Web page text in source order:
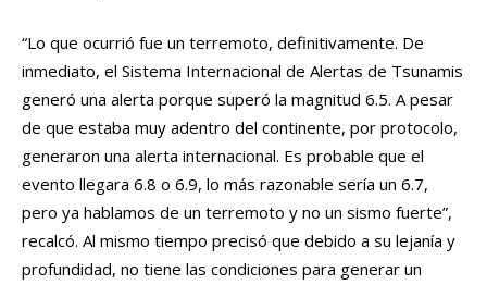
“Lo que ocurrió fue un terremoto, definitivamente. De
inmediato, el Sistema Internacional de Alertas de Tsunamis
generó una alerta porque superó la magnitud 6.5. A pesar
de que estaba muy adentro del continente, por protocolo,
generaron una alerta internacional. Es probable que el
evento llegara 6.8 o 6.9, lo más razonable sería un 6.7,
pero ya hablamos de un terremoto y no un sismo fuerte”,
recalcó. Al mismo tiempo precisó que debido a su lejanía y
profundidad, no tiene las condiciones para generar un